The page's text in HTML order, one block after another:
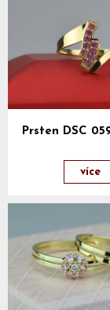
Prsten DSC
více